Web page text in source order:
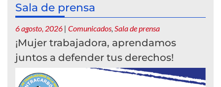
Sala de prensa
6 agosto, 2026 | Comunicados, Sala de prensa
¡Mujer trabajadora, aprendamos
juntos a defender tus derechos!